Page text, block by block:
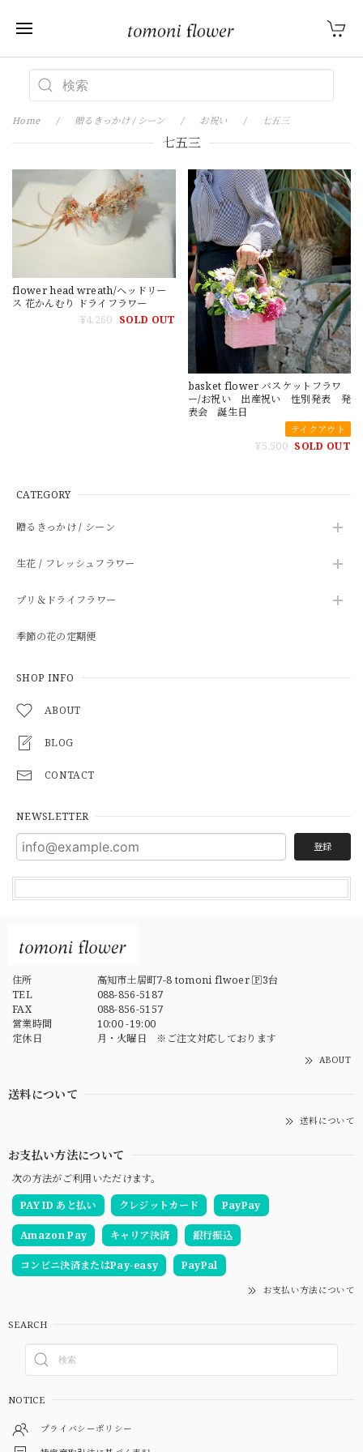
CATEGORY
贈るきっかけ / シーン
生花 / フレッシュフラワー
プリ＆ドライフラワー
季節の花の定期便
SHOP INFO
ABOUT
BLOG
CONTACT
NEWSLETTER
登録
Home 贈るきっかけ / シーン お祝い 七五三
七五三
flower head wreath/ヘッドリー
ス 花かんむり ドライフラワー
¥4,260 SOLD OUT
basket flower バスケットフラワ
ー/お祝い 出産祝い 性別発表 発
表会 誕生日
テイクアウト
¥5,500 SOLD OUT
住所
高知市土居町7-8 tomoni flwoer 🄿3台
TEL
088-856-5187
FAX
088-856-5157
営業時間
10:00 -19:00
定休日
月・火曜日 ※ご注文対応しております
ABOUT
送料について
送料について
お支払い方法について
次の方法がご利用いただけます。
PAY ID あと払い
クレジットカード PayPay
Amazon Pay キャリア決済 銀行振込
コンビニ決済またはPay-easy PayPal
お支払い方法について
SEARCH
NOTICE
プライバシーポリシー